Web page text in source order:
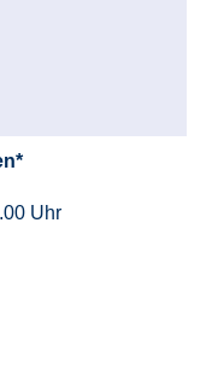
Uhr